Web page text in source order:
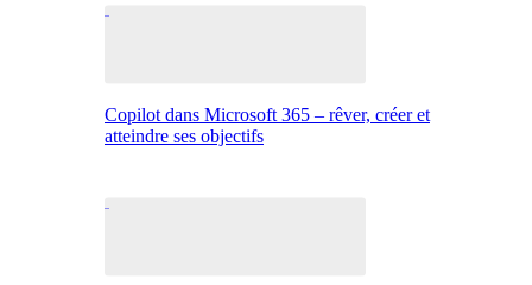
Copilot dans Microsoft 365 – rêver, créer et
atteindre ses objectifs